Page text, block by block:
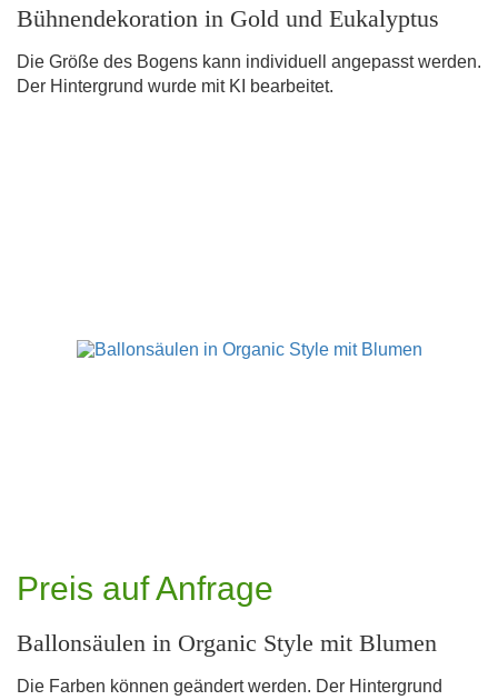
Bühnendekoration in Gold und Eukalyptus
Die Größe des Bogens kann individuell angepasst werden.
Der Hintergrund wurde mit KI bearbeitet.
Preis auf Anfrage
Ballonsäulen in Organic Style mit Blumen
Die Farben können geändert werden. Der Hintergrund